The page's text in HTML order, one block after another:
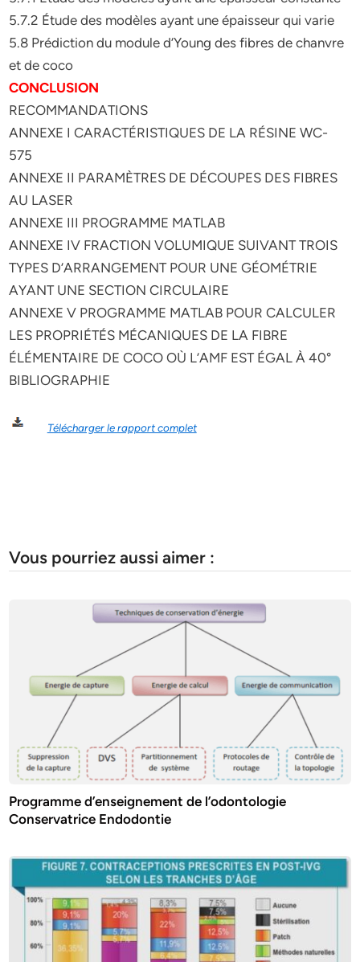
5.7.2 Étude des modèles ayant une épaisseur qui varie
5.8 Prédiction du module d’Young des fibres de chanvre
et de coco
CONCLUSION
RECOMMANDATIONS
ANNEXE I CARACTÉRISTIQUES DE LA RÉSINE WC-
575
ANNEXE II PARAMÈTRES DE DÉCOUPES DES FIBRES
AU LASER
ANNEXE III PROGRAMME MATLAB
ANNEXE IV FRACTION VOLUMIQUE SUIVANT TROIS
TYPES D’ARRANGEMENT POUR UNE GÉOMÉTRIE
AYANT UNE SECTION CIRCULAIRE
ANNEXE V PROGRAMME MATLAB POUR CALCULER
LES PROPRIÉTÉS MÉCANIQUES DE LA FIBRE
ÉLÉMENTAIRE DE COCO OÙ L’AMF EST ÉGAL À 40°
BIBLIOGRAPHIE
Télécharger le rapport complet
Vous pourriez aussi aimer :
Programme d’enseignement de l’odontologie
Conservatrice Endodontie